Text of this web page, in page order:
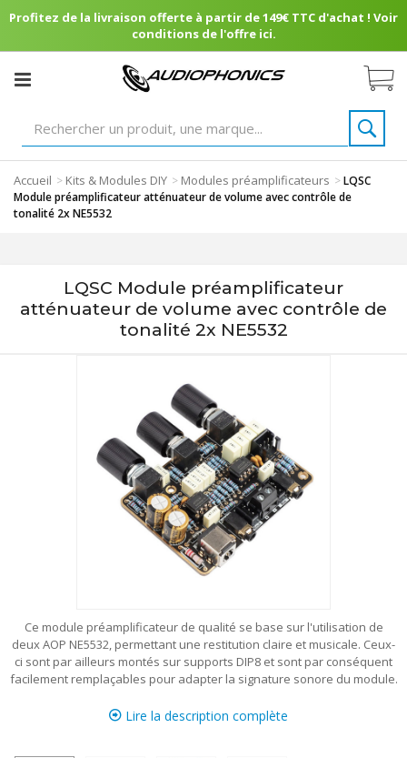
Profitez de la livraison offerte à partir de 149€ TTC d'achat ! Voir
conditions de l'offre ici.
Accueil > Kits & Modules DIY > Modules préamplificateurs >LQSC
Module préamplificateur atténuateur de volume avec contrôle de
tonalité 2x NE5532
LQSC Module préamplificateur
atténuateur de volume avec contrôle de
tonalité 2x NE5532
Ce module préamplificateur de qualité se base sur l'utilisation de
deux AOP NE5532, permettant une restitution claire et musicale. Ceux-
ci sont par ailleurs montés sur supports DIP8 et sont par conséquent
facilement remplaçables pour adapter la signature sonore du module.
Lire la description complète